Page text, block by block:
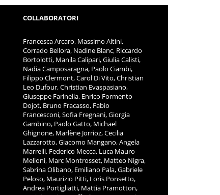
COLLABORATORI
Francesca Arcaro, Massimo Altini,
Corrado Bellora, Nadine Blanc, Riccardo
Bortolotti, Manila Calipari, Giulia Calisti,
Nadia Camposaragna, Paolo Ciambi,
Filippo Clermont, Carol Di Vito, Christian
Leo Dufour, Christian Evaspasiano,
Giuseppe Farinella, Enrico Formento
Dojot, Bruno Fracasso, Fabio
Francesconi, Sofia Fregnani, Giorgia
Gambino, Paolo Gatto, Michael
Ghignone, Marlène Jorrioz, Cecilia
Lazzarotto, Giacomo Mangano, Angela
Marrelli, Federico Mecca, Luca Mauro
Melloni, Marc Montrosset, Matteo Nigra,
Sabrina Olibano, Emiliano Pala, Gabriele
Peloso, Maurizio Pitti, Loris Ponsetto,
Andrea Portigliatti, Mattia Pramotton,